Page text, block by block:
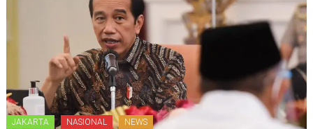
JAKARTA NASIONAL NEWS